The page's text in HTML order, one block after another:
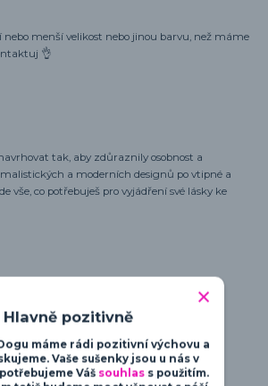
menší velikost nebo jinou barvu, než máme
👌
tak, aby zdůraznily osobnost a
a moderních designů po vtipné a
vše, co potřebuješ pro vyjádření své lásky ke
Hlavně pozitivně
máme rádi pozitivní výchovu a
Vaše sušenky jsou u nás v
Váš souhlass použitím.